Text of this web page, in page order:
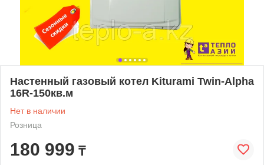
Настенный газовый котел Kiturami Twin-Alpha
16R-150кв.м
Нет в наличии
Розница
180 999 ₸